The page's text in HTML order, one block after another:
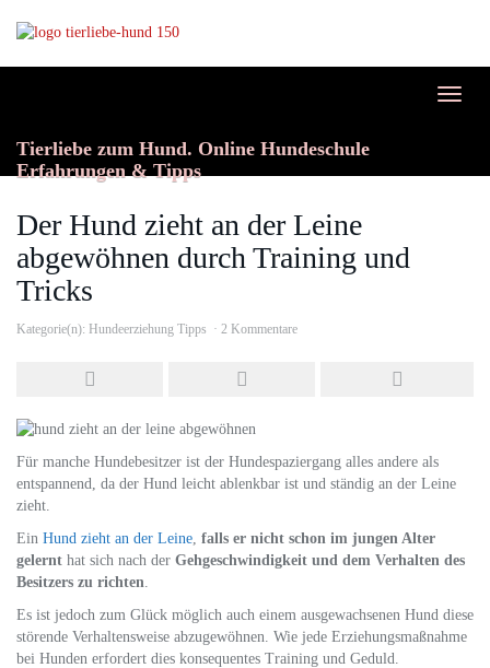
Toggle
Tierliebe zum Hund. Online Hundeschule
Erfahrungen & Tipps
Der Hund zieht an der Leine
abgewöhnen durch Training und
Tricks
Kategorie(n): Hundeerziehung Tipps 2 Kommentare
Für manche Hundebesitzer ist der Hundespaziergang alles andere als
entspannend, da der Hund leicht ablenkbar ist und ständig an der Leine
zieht.
Ein Hund zieht an der Leine, falls er nicht schon im jungen Alter
gelernt hat sich nach der Gehgeschwindigkeit und dem Verhalten des
Besitzers zu richten.
Es ist jedoch zum Glück möglich auch einem ausgewachsenen Hund diese
störende Verhaltensweise abzugewöhnen. Wie jede Erziehungsmaßnahme
bei Hunden erfordert dies konsequentes Training und Geduld.